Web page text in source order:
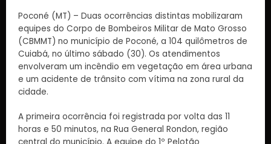
Poconé (MT) – Duas ocorrências distintas mobilizaram
equipes do Corpo de Bombeiros Militar de Mato Grosso
(CBMMT) no município de Poconé, a 104 quilômetros de
Cuiabá, no último sábado (30). Os atendimentos
envolveram um incêndio em vegetação em área urbana
e um acidente de trânsito com vítima na zona rural da
cidade.
A primeira ocorrência foi registrada por volta das 11
horas e 50 minutos, na Rua General Rondon, região
central do município. A equipe do 1º Pelotão